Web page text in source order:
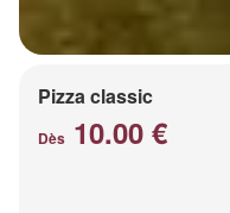
Pizza classic
Dès 10.00 €